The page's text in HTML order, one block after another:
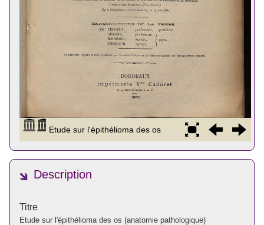
Description
Titre
Etude sur l'épithélioma des os (anatomie pathologique)